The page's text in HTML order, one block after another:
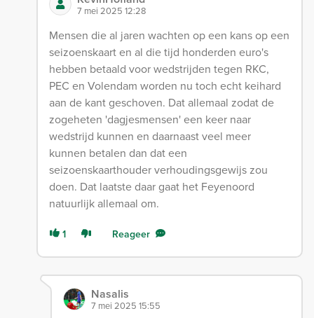
7 mei 2025 12:28
Mensen die al jaren wachten op een kans op een
seizoenskaart en al die tijd honderden euro's
hebben betaald voor wedstrijden tegen RKC,
PEC en Volendam worden nu toch echt keihard
aan de kant geschoven. Dat allemaal zodat de
zogeheten 'dagjesmensen' een keer naar
wedstrijd kunnen en daarnaast veel meer
kunnen betalen dan dat een
seizoenskaarthouder verhoudingsgewijs zou
doen. Dat laatste daar gaat het Feyenoord
natuurlijk allemaal om.
1 Reageer
Nasalis
7 mei 2025 15:55